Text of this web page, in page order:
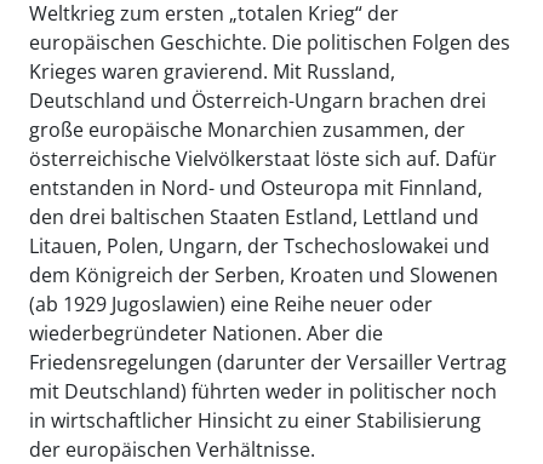
Weltkrieg zum ersten „totalen Krieg“ der
europäischen Geschichte. Die politischen Folgen des
Krieges waren gravierend. Mit Russland,
Deutschland und Österreich-Ungarn brachen drei
große europäische Monarchien zusammen, der
österreichische Vielvölkerstaat löste sich auf. Dafür
entstanden in Nord- und Osteuropa mit Finnland,
den drei baltischen Staaten Estland, Lettland und
Litauen, Polen, Ungarn, der Tschechoslowakei und
dem Königreich der Serben, Kroaten und Slowenen
(ab 1929 Jugoslawien) eine Reihe neuer oder
wiederbegründeter Nationen. Aber die
Friedensregelungen (darunter der Versailler Vertrag
mit Deutschland) führten weder in politischer noch
in wirtschaftlicher Hinsicht zu einer Stabilisierung
der europäischen Verhältnisse.